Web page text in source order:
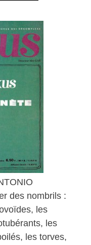
des nombrils :
les
les
les torves,